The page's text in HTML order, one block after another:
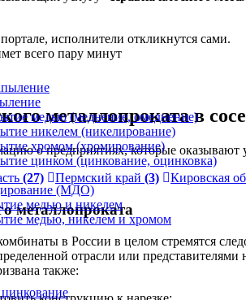
медью (меднение, омеднение)
никелем (никелирование)
хромом (хромирование)
цинком (цинкование, оцинковка)
(МДО)
медью и никелем
медью, никелем и хромом
портале, исполнители откликнутся сами.
всего пару минут
металлопроката в
о предприятиях, которые оказывают
(27) Пермский край (3) Кировская
металлопроката
в России в целом стремятся
отрасли или
также: